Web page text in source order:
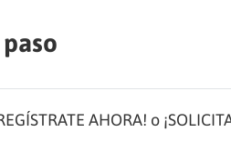
AHORA! o